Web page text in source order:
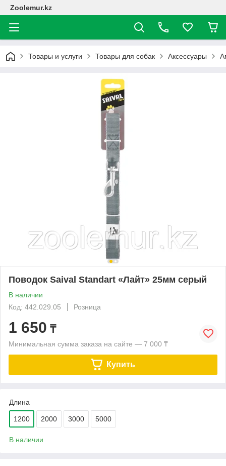
Zoolemur.kz
Товары и услуги Товары для собак Аксессуары
Поводок Saival Standart «Лайт» 25мм серый
В наличии
Код: 442.029.05
Розница
1 650 ₸
Минимальная сумма заказа на сайте — 7 000 ₸
Купить
Длина
1200 2000 3000 5000
В наличии